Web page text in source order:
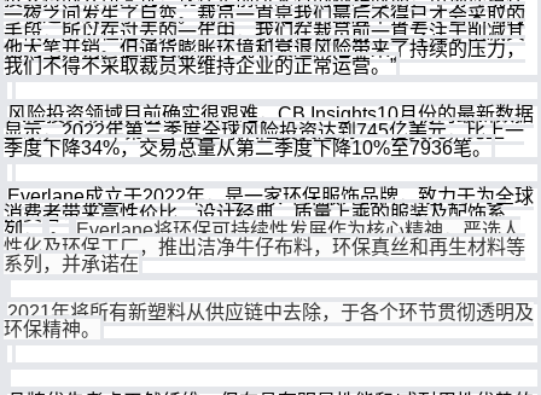
一夜之间发生了巨变。裁员一直是我们最后不得已才会采取的
手段，所以在过去的一年中，我们在裁员前一直专注于削减其
他大笔开销。但通货膨胀环境和衰退风险带来了持续的压力，
我们不得不采取裁员来维持企业的正常运营。”
风险投资领域目前确实很艰难，CB Insights10月份的最新数据
显示，2022年第三季度全球风险投资达到745亿美元，比上一
季度下降34%，交易总量从第二季度下降10%至7936笔。
Everlane成立于2022年，是一家环保服饰品牌，致力于为全球
消费者带来高性价比、设计经典、质量上乘的服装及配饰系
列， 。 Everlane将环保可持续性发展作为核心精神，严选人
性化及环保工厂，推出洁净牛仔布料，环保真丝和再生材料等
系列，并承诺在
2021年将所有新塑料从供应链中去除，于各个环节贯彻透明及
环保精神。